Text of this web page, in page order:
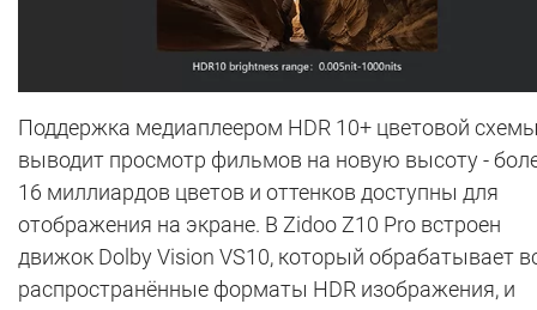
Поддержка медиаплеером HDR 10+ цветовой
выводит просмотр фильмов на новую высоту -
16 миллиардов цветов и оттенков доступны для
отображения на экране. В Zidoo Z10 Pro встроен
движок Dolby Vision VS10, который обрабатывает
распространённые форматы HDR изображения, и